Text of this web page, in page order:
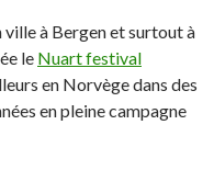
ville à Bergen et surtout à
le Nuart festival
en Norvège dans des
en pleine campagne